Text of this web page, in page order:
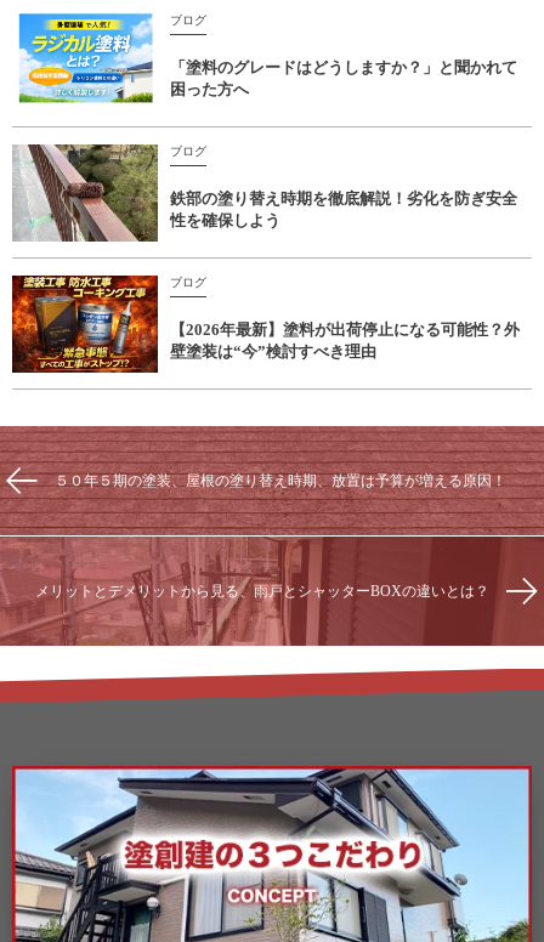
ブログ
「塗料のグレードはどうしますか？」と聞かれて
困った方へ
ブログ
鉄部の塗り替え時期を徹底解説！劣化を防ぎ安全
性を確保しよう
ブログ
【2026年最新】塗料が出荷停止になる可能性？外
壁塗装は“今”検討すべき理由
５０年５期の塗装、屋根の塗り替え時期、放置は予算が増える原因！
メリットとデメリットから見る、雨戸とシャッターBOXの違いとは？